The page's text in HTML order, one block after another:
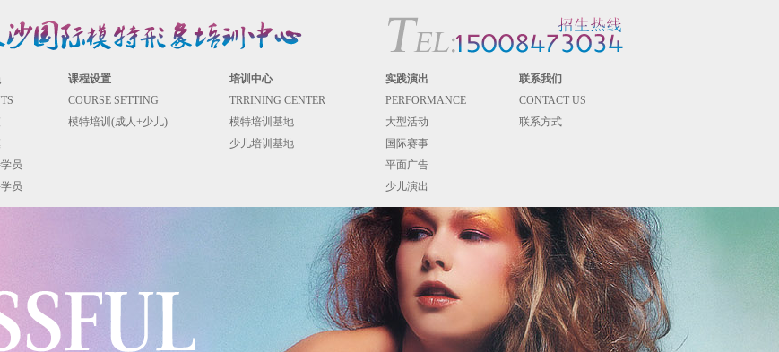
课程设置 培训中心 实践演出
联系我们
COURSE SETTING TRRINING CENTER PERFORMANCE
CONTACT US
模特培训(成人+少儿) 模特培训基地 大型活动
联系方式
少儿培训基地
国际赛事
员
平面广告
员 少儿演出